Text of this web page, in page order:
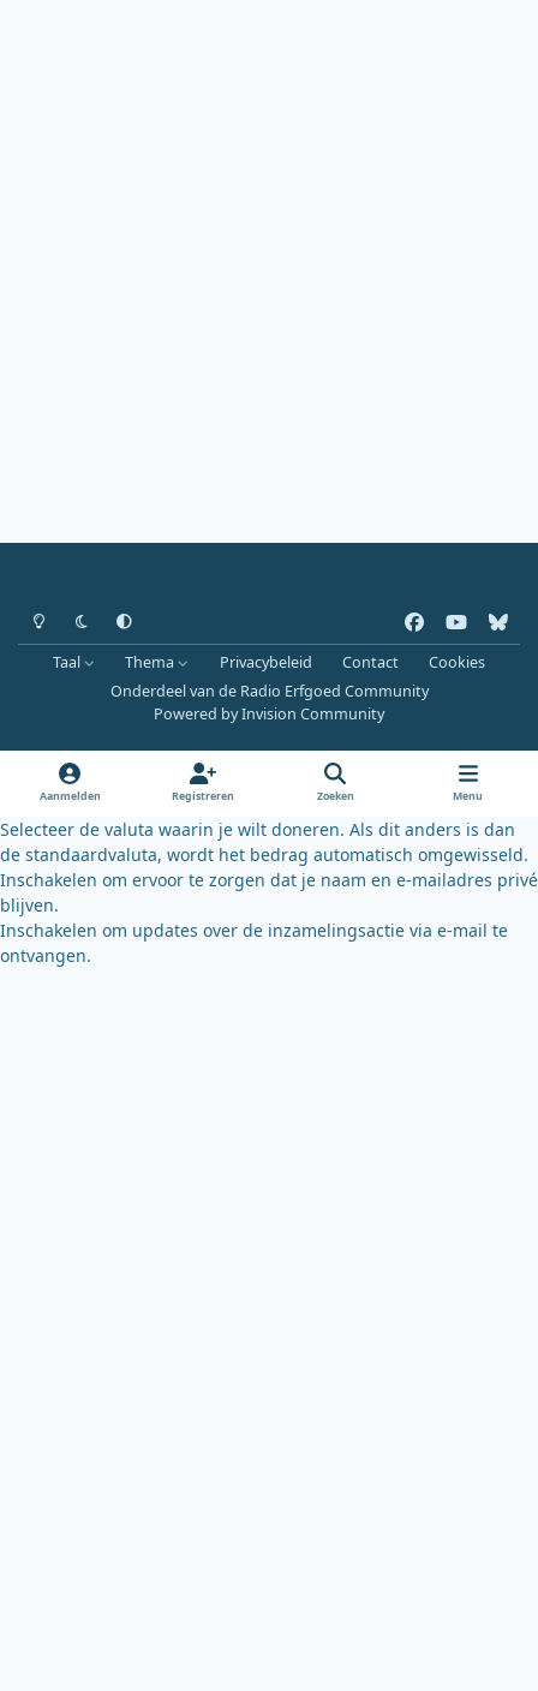
Heldere modus
Donkere modus
Systeemvoorkeur
a
c
e
k
o
u
b
l
u
k
y
Taal Thema Privacybeleid Contact
Cookies
Onderdeel van de Radio Erfgoed Community
Powered byInvision Community
Aanmelden Registreren Zoeken Menu
Selecteer de valuta waarin je wilt doneren. Als dit anders is dan
de standaardvaluta, wordt het bedrag automatisch omgewisseld.
Inschakelen om ervoor te zorgen dat je naam en e-mailadres privé
blijven.
Inschakelen om updates over de inzamelingsactie via e-mail te
ontvangen.